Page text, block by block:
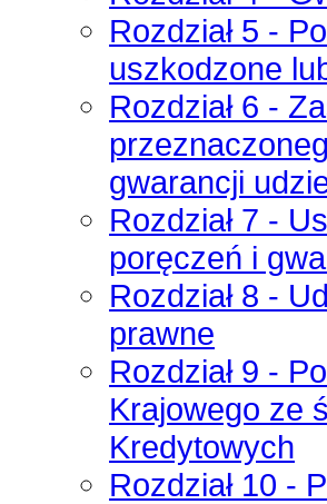
Rozdział 5 -
uszkodzone
Rozdział 6 -
gwarancji
Rozdział 7 -
poręczeń i
Rozdział 8 -
prawne
Rozdział 9 -
Krajowego ze
Kredytowych
Rozdział 10 -